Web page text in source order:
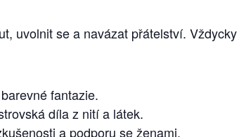
uvolnit se a navázat přátelství.
fantazie.
díla z nití a látek.
a podporu se ženami.